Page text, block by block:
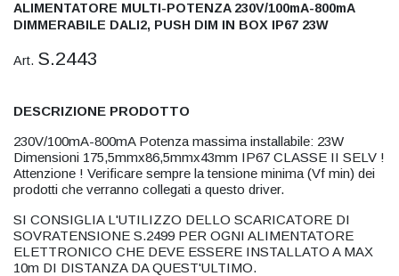
ALIMENTATORE MULTI-POTENZA 230V/100mA-800mA
DIMMERABILE DALI2, PUSH DIM IN BOX IP67 23W
Art. S.2443
DESCRIZIONE PRODOTTO
230V/100mA-800mA Potenza massima installabile: 23W
Dimensioni 175,5mmx86,5mmx43mm IP67 CLASSE II SELV !
Attenzione ! Verificare sempre la tensione minima (Vf min) dei
prodotti che verranno collegati a questo driver.
SI CONSIGLIA L'UTILIZZO DELLO SCARICATORE DI
SOVRATENSIONE S.2499 PER OGNI ALIMENTATORE
ELETTRONICO CHE DEVE ESSERE INSTALLATO A MAX
10m DI DISTANZA DA QUEST'ULTIMO.